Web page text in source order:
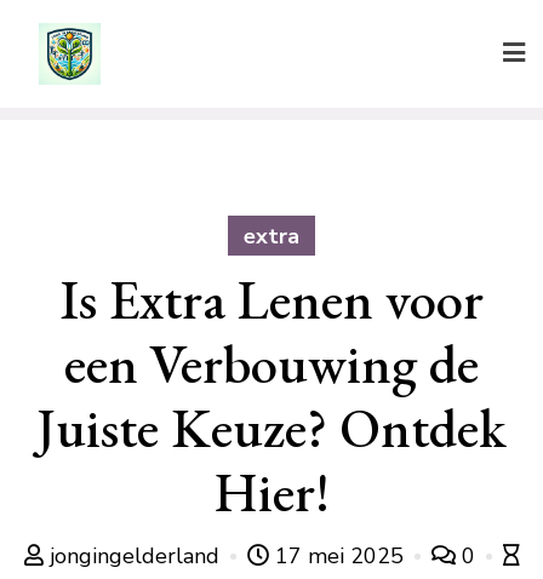
extra
Is Extra Lenen voor
een Verbouwing de
Juiste Keuze? Ontdek
Hier!
jongingelderland 17 mei 2025
0